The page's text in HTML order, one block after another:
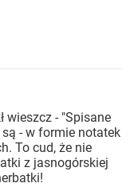
wieszcz - "Spisane
- w formie notatek
To cud, że nie
z jasnogórskiej